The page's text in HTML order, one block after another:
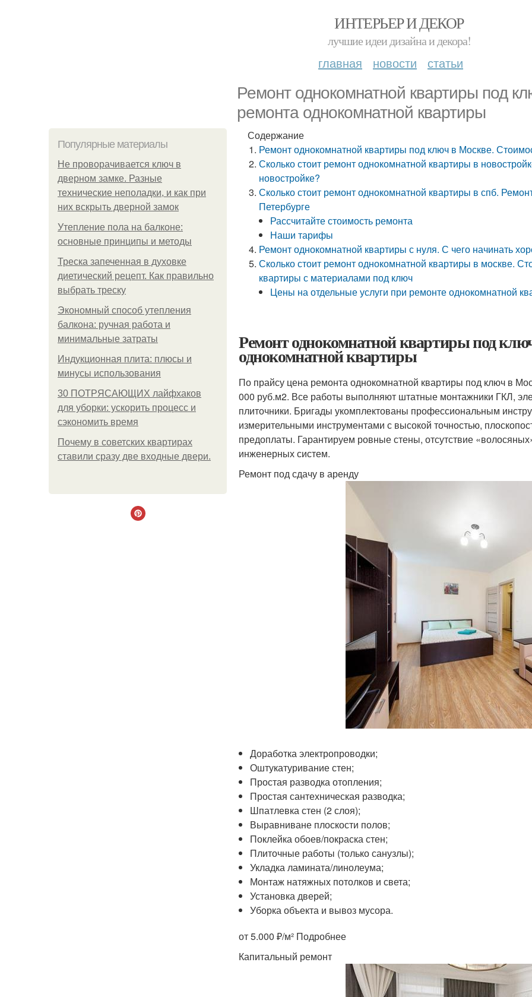
ИНТЕРЬЕР И ДЕКОР
лучшие идеи дизайна и декора!
главная новости статьи
Ремонт однокомнатной квартиры под
ремонта однокомнатной квартиры
Популярные материалы
Не проворачивается ключ в
дверном замке. Разные
технические неполадки, и как при
них вскрыть дверной замок
Утепление пола на балконе:
основные принципы и методы
Треска запеченная в духовке
диетический рецепт. Как правильно
выбрать треску
Экономный способ утепления
балкона: ручная работа и
минимальные затраты
Индукционная плита: плюсы и
минусы использования
30 ПОТРЯСАЮЩИХ лайфхаков
для уборки: ускорить процесс и
сэкономить время
Почему в советских квартирах
ставили сразу две входные двери.
Содержание
Ремонт однокомнатной квартиры под ключ в Москве.
Сколько стоит ремонт однокомнатной квартиры в
новостройке?
Сколько стоит ремонт однокомнатной квартиры в спб.
Петербурге
Рассчитайте стоимость ремонта
Наши тарифы
Ремонт однокомнатной квартиры с нуля. С чего начинать
Сколько стоит ремонт однокомнатной квартиры в москве.
квартиры с материалами под ключ
Цены на отдельные услуги при ремонте однокомнатной
Ремонт однокомнатной квартиры под
однокомнатной квартиры
По прайсу цена ремонта однокомнатной квартиры под ключ в
000 руб.м2. Все работы выполняют штатные монтажники ГКЛ,
плиточники. Бригады укомплектованы профессиональным
измерительными инструментами с высокой точностью,
предоплаты. Гарантируем ровные стены, отсутствие
инженерных систем.
Ремонт под сдачу в аренду
Доработка электропроводки;
Оштукатуривание стен;
Простая разводка отопления;
Простая сантехническая разводка;
Шпатлевка стен (2 слоя);
Выравниване плоскости полов;
Поклейка обоев/покраска стен;
Плиточные работы (только санузлы);
Укладка ламината/линолеума;
Монтаж натяжных потолков и света;
Установка дверей;
Уборка объекта и вывоз мусора.
от 5.000 ₽/м² Подробнее
Капитальный ремонт